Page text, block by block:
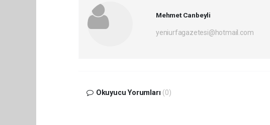
Mehmet Canbeyli
yeniurfagazetesi@hotmail.com
Okuyucu Yorumları (0)